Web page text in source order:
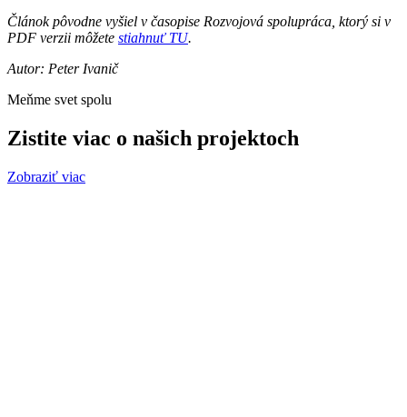
Článok pôvodne vyšiel v časopise Rozvojová spolupráca, ktorý si v
PDF verzii môžete stiahnuť TU.
Autor: Peter Ivanič
Meňme svet spolu
Zistite viac o našich projektoch
Zobraziť viac